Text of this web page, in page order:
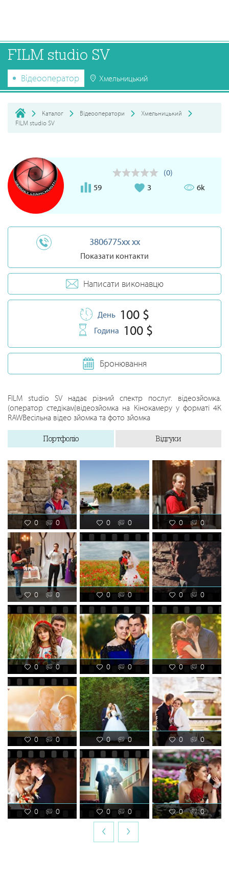
FILM studio SV
Відеооператор Хмельницький
Каталог Відеооператори
Хмельницький
FILM studio SV
(0)
59
3 6k
3806775xx xx
Показати контакти
Написати виконавцю
День 100 $
Година 100 $
Бронювання
FILM studio SV надає різний спектр послуг. відеозйомка.
(оператор стедікам)відеозйомка на Кінокамеру у форматі 4К
RAWВесільна відео зйомка та фото зйомка
Портфоліо Відгуки
0 0 0 0 0 0
0 0 0 0 0 0
0 0 0 0 0 0
0 0 0 0 0 0
0 0 0 0 0 0
‹ ›